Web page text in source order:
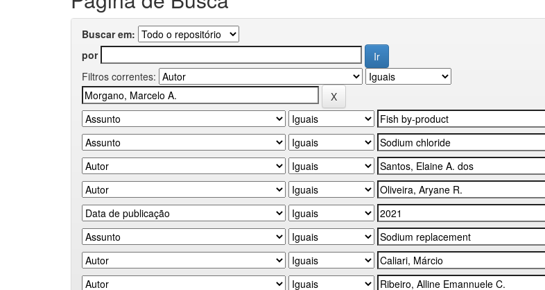
Buscar em:
por
Filtros correntes: